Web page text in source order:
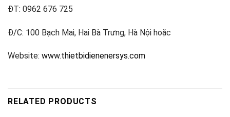
ĐT: 0962 676 725
Đ/C: 100 Bạch Mai, Hai Bà Trưng, Hà Nội hoặc
Website: www.thietbidienenersys.com
RELATED PRODUCTS